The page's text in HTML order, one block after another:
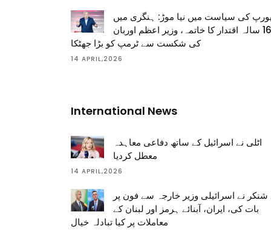
کی سیاست میں نیا موڑ: ہنگری میں
16 سالہ اقتدار کا خاتمہ، وزیر اعظم اوربان
کی شکست سے ٹرمپ کو بڑا جھٹکا
14 APRIL,2026
International News
اٹلی نے اسرائیل کے ساتھ دفاعی معاہدہ
معطل کردیا
14 APRIL,2026
نے اسرائیلی وزیر خارجہ سے فون پر
بات کی، ایران، آبنائے ہرمز اور لبنان کے
معاملات پر کیا تبادلہ خیال